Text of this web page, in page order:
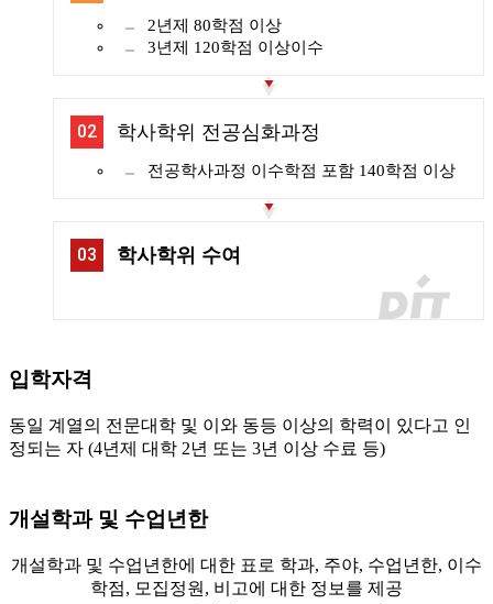
2년제 80학점 이상
3년제 120학점 이상이수
02 학사학위 전공심화과정
전공학사과정 이수학점 포함 140학점 이상
03 학사학위 수여
입학자격
동일 계열의 전문대학 및 이와 동등 이상의 학력이 있다고 인
정되는 자 (4년제 대학 2년 또는 3년 이상 수료 등)
개설학과 및 수업년한
개설학과 및 수업년한에 대한 표로 학과, 주야, 수업년한, 이수
학점, 모집정원, 비고에 대한 정보를 제공